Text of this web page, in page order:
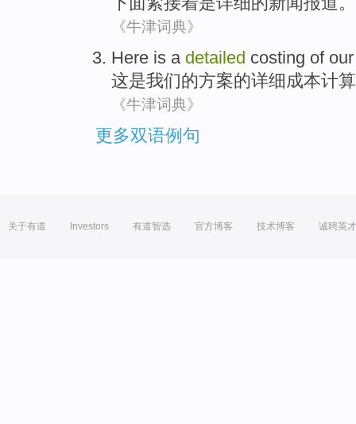
《牛津词典》
Here is a detailed costing of our
这是我们的方案的详细成本计算
《牛津词典》
更多双语例句
关于有道 Investors 有道智选 官方博客 技术博客 诚聘英才